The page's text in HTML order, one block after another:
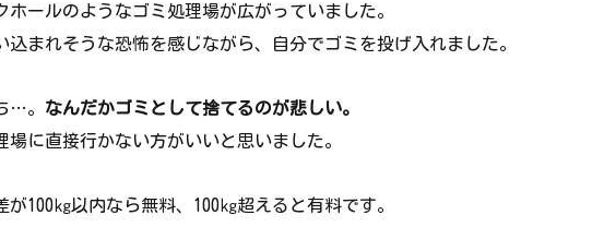
ホールのようなゴミ処理場が広がっていました。
込まれそうな恐怖を感じながら、自分でゴミを投げ入れました。
…。 なんだかゴミとして捨てるのが悲しい。
場に直接行かない方がいいと思いました。
100㎏以内なら無料、100㎏超えると有料です。